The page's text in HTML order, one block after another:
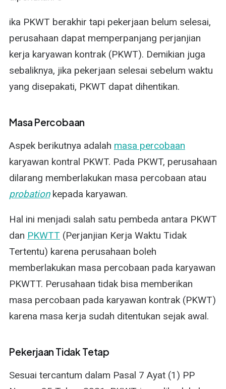
ika PKWT berakhir tapi pekerjaan belum selesai,
perusahaan dapat memperpanjang perjanjian
kerja karyawan kontrak (PKWT). Demikian juga
sebaliknya, jika pekerjaan selesai sebelum waktu
yang disepakati, PKWT dapat dihentikan.
Masa Percobaan
Aspek berikutnya adalah masa percobaan
karyawan kontral PKWT. Pada PKWT, perusahaan
dilarang memberlakukan masa percobaan atau
probationkepada karyawan.
Hal ini menjadi salah satu pembeda antara PKWT
dan PKWTT (Perjanjian Kerja Waktu Tidak
Tertentu) karena perusahaan boleh
memberlakukan masa percobaan pada karyawan
PKWTT. Perusahaan tidak bisa memberikan
masa percobaan pada karyawan kontrak (PKWT)
karena masa kerja sudah ditentukan sejak awal.
Pekerjaan Tidak Tetap
Sesuai tercantum dalam Pasal 7 Ayat (1) PP